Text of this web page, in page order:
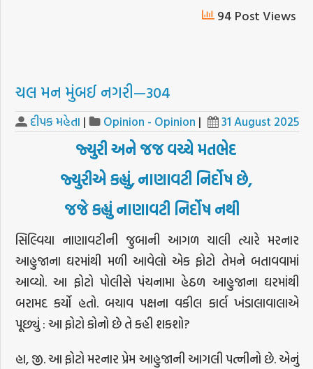
94 Post Views
ચલ મન મુંબઈ નગરી—304
દીપક મહેતા | Opinion - Opinion | 31 August 2025
જ્યુરી અને જજ વચ્ચે મતભેદ
જ્યુરીએ કહ્યું, નાણાવટી નિર્દોષ છે,
જજે કહ્યું નાણાવટી નિર્દોષ નથી
સિલ્વિયા નાણાવટીની જુબાની આગળ ચાલી ત્યારે મરનાર
આહુજાના ઘરમાંથી મળી આવેલો એક ફોટો તેમને બતાવવામાં
આવ્યો. આ ફોટો પોલીસે પંચનામા હેઠળ આહુજાના ઘરમાંથી
બરામદ કર્યો હતો. બચાવ પક્ષના વકીલ કાર્લ ખંડાલાવાલાએ
પૂછ્યું : આ ફોટો કોનો છે તે કહી શકશો?
હા, જી. આ ફોટો મરનાર પ્રેમ આહુજાની આગલી પત્નીનો છે. એનું